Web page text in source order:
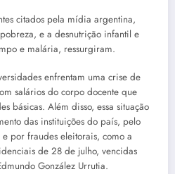
citados pela mídia argentina,
e a desnutrição infantil e
e malária, ressurgiram.
enfrentam uma crise de
salários do corpo docente que
básicas. Além disso, essa situação
das instituições do país, pelo
por fraudes eleitorais, como a
de 28 de julho, vencidas
González Urrutia.